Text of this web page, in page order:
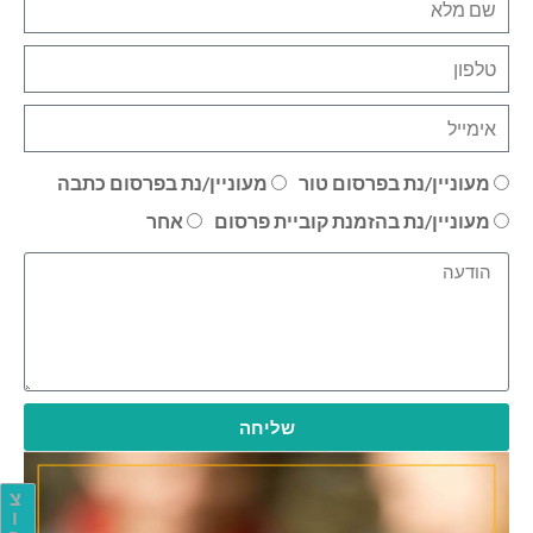
צ
ו
מעוניין/נת בפרסום טור
מעוניין/נת בפרסום כתבה
מעוניין/נת בהזמנת קוביית פרסום
אחר
שליחה